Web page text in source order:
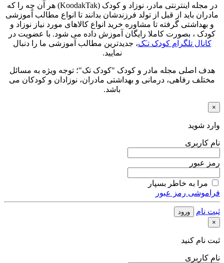
در مجله اینترنتی مادر، نوزاد و کودک (KoodakTak) هر آن چه را که
مادران باید از قبل از تولد فرزندشان بدانند تا انواع مطالب آموزشی
و بهداشتی گرفته تا مشاوره خرید انواع کالاهای مورد نیاز نوزاد و
کودک ، بصورت کاملا رایگان آموزش داده می شود. با عضویت در
کانال تلگرام کودک تـَک، جدیدترین مطالب آموزشی ما را دنبال
نمایید.
هدف اصلی مجله مادر و کودک "کودک تک"؛ توجه ویژه به مسائل
مختلف رفاهی، درمانی و بهداشتی مادران، نوزادان و کودکان می
باشد.
×
وارد شوید
نام کاربری
رمز عبور
مرا به خاطر بسپار
فراموشی رمز عبور
ثبت نام
ورود
×
ثبت نام کنید
نام کاربری